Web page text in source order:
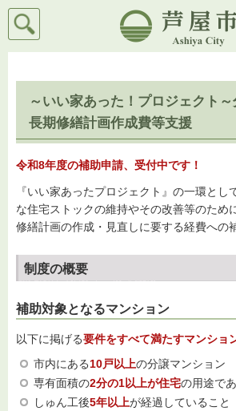
芦屋市
検索
～いい家あった！プロジェクト
長期修繕計画作成費等支援
令和8年度の補助申請、受付中です！
『いい家あったプロジェクト』の一環とし
な住宅ストックの維持やその改善等のため
修繕計画の作成・見直しに要する経費への
制度の概要
補助対象となるマンション
以下に掲げる要件をすべて満たすマンショ
市内にある10戸以上の分譲マンション
専有面積の2分の1以上が住宅の用途で
しゅん工後5年以上が経過していること